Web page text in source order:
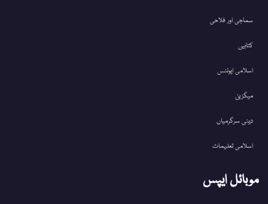
سماجی اور فلاحی
کتابیں
اسلامی ایونٹس
میگزین
دینی سرگرمیاں
اسلامی تعلیمات
موبائل ایپس